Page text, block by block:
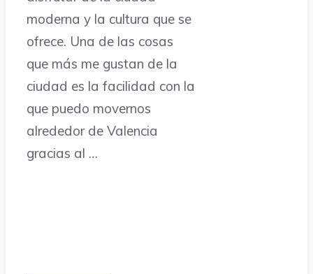
moderna y la cultura que se
ofrece. Una de las cosas
que más me gustan de la
ciudad es la facilidad con la
que puedo movernos
alrededor de Valencia
gracias al …